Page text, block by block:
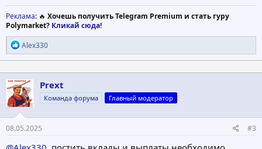
Реклама: 🔥 Хочешь получить Telegram Premium и стать гуру
Polymarket? Кликай сюда!
Р
е
а
к
ц
и
и
:
Alex330
Prext
Команда форума Главный модератор
08.05.2025 #3